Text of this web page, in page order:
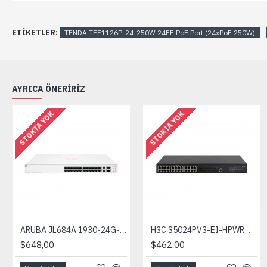
ETIKETLER: TENDA TEF1126P-24-250W 24FE PoE Port (24xPoE 250W)
AYRICA ÖNERIRIZ
STOKTA YOK
ARUBA JL684A 1930-24G-PoE 24GE PoE Port (370W), 4x10G SFP+ Yönetilebilir Switch
$648,00
STOKTA YOK
H3C S5024PV3-EI-HPWR 24GE PoE+ Ports (370W), 4xSFP L2 Yönetilebilir Switch
$462,00